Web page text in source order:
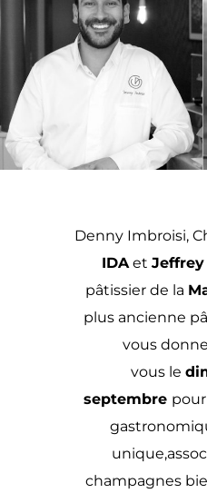
Denny Imbroisi,
IDAet Jeffrey
pâtissier de la
plus ancienne
vous
vous le
septembre
unique,
champagnes